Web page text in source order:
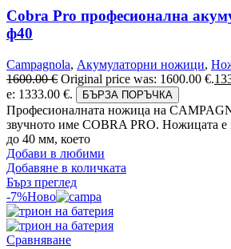
Cobra Pro професионална
ф40
Campagnola, Акумулаторни ножици,
1600.00€ Original price was: 1600.00 €.
е: 1333.00 €.
БЪРЗА ПОРЪЧКА
Професионалната ножица на
звучното име COBRA PRO. Ножицата
до 40 мм, което
Добави в любими
Добавяне в количката
Бърз преглед
-7%Ново
Сравняване